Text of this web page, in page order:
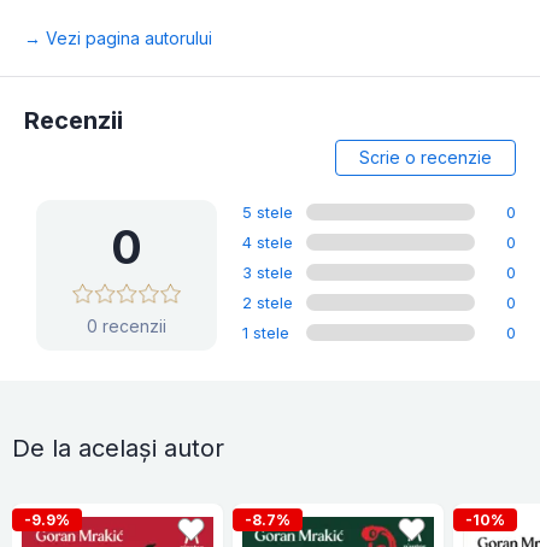
→ Vezi pagina autorului
Recenzii
Scrie o recenzie
0
0 recenzii
5 stele
0
4 stele
0
3 stele
0
2 stele
0
1 stele
0
De la același autor
-9.9% -8.7% -10%